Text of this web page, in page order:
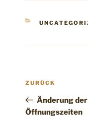
KATEGORIEN
Vorheriger
Beitrag
ZURÜCK
Änderung
Öffnungszeiten